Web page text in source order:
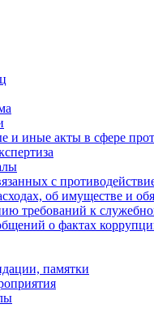
и иные акты в сфере
с
об имуществе и
требований к
о фактах
памятки